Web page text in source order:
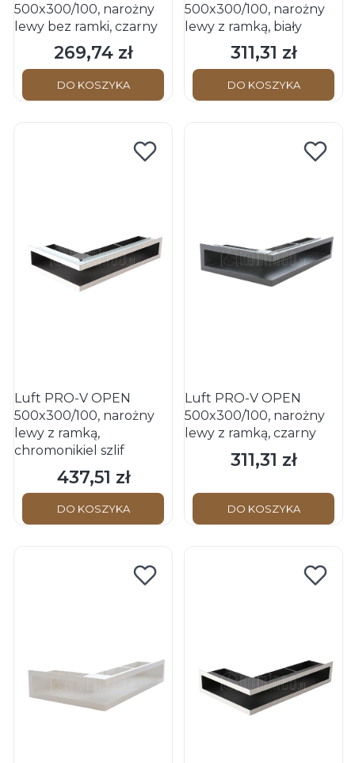
500x300/100, narożny
lewy bez ramki, czarny
Cena
269,74 zł
DO KOSZYKA
500x300/100, narożny
lewy z ramką, biały
Cena
311,31 zł
DO KOSZYKA
Luft PRO-V OPEN
500x300/100, narożny
lewy z ramką,
chromonikiel szlif
Cena
437,51 zł
DO KOSZYKA
Luft PRO-V OPEN
500x300/100, narożny
lewy z ramką, czarny
Cena
311,31 zł
DO KOSZYKA